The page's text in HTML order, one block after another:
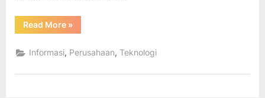
Read More“Penelitian
&
Teknologi”
»
Informasi, Perusahaan,Teknologi